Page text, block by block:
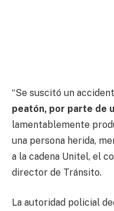
“Se suscitó un
peatón, por parte de
lamentablemente
una persona herida,
a la cadena Unitel, el
director de Tránsito.
La autoridad policial